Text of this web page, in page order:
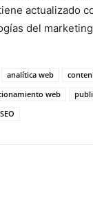
actualizado
del
analítica web
web
SEO